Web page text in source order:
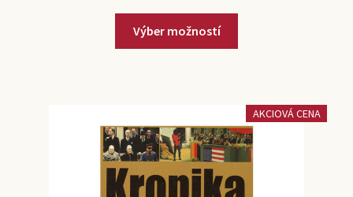
Výber možností
AKCIOVÁ CENA